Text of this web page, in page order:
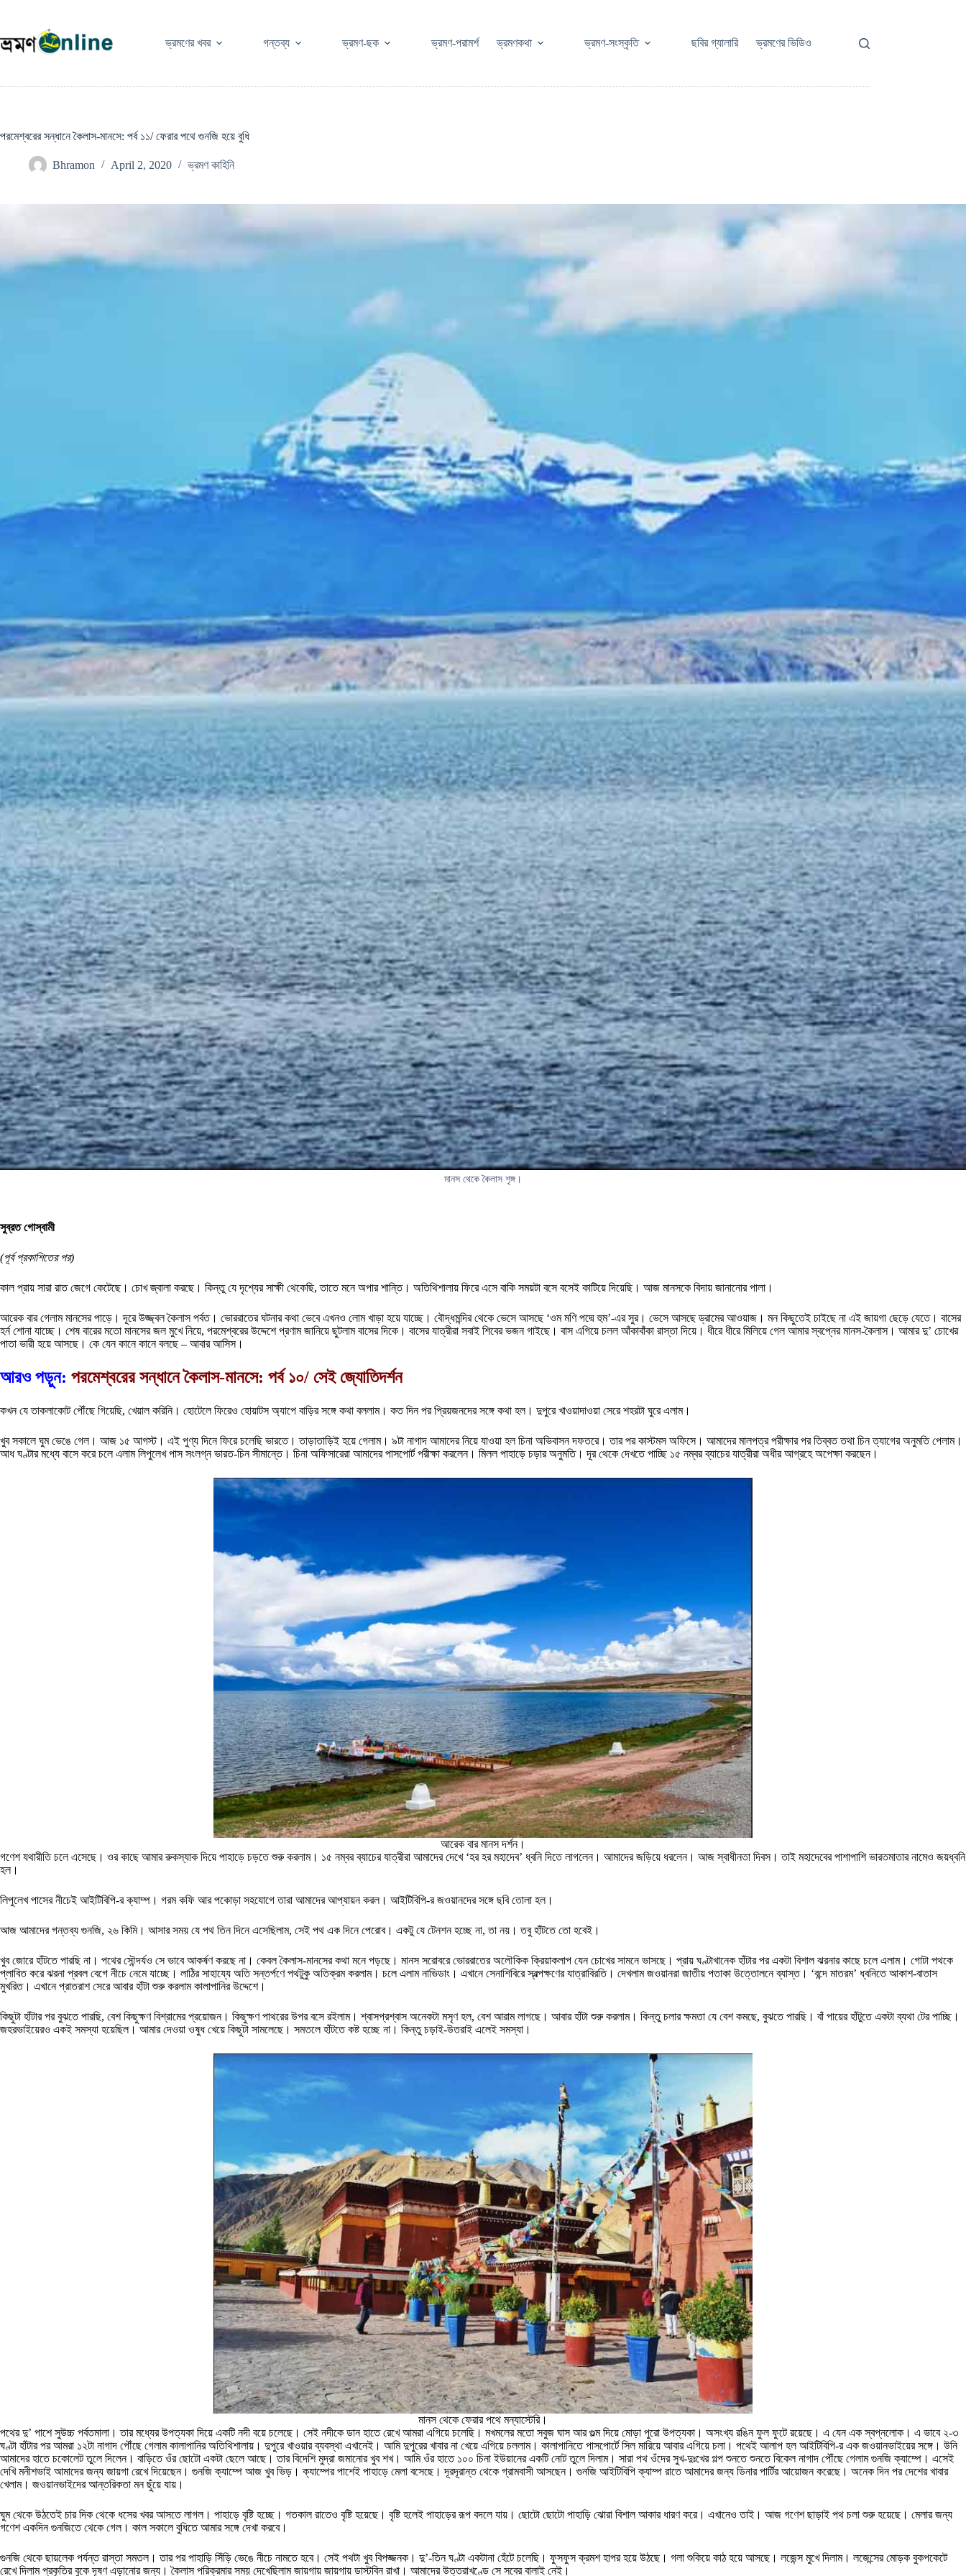
ভ্রমণের খবর
গন্তব্য ভ্রমণ-ছক ভ্রমণ-পরামর্শ ভ্রমণকথা ভ্রমণ-সংস্কৃতি ছবির গ্যালারি ভ্রমণের ভিডিও
পরমেশ্বরের সন্ধানে কৈলাস-মানসে: পর্ব ১১/ ফেরার পথে গুনজি হয়ে বুধি
Bhramon April 2, 2020 ভ্রমণ কাহিনি
মানস থেকে কৈলাস শৃঙ্গ।
সুব্রত গোস্বামী
(পূর্ব প্রকাশিতের পর)
কাল প্রায় সারা রাত জেগে কেটেছে। চোখ জ্বালা করছে। কিন্তু যে দৃশ্যের সাক্ষী থেকেছি, তাতে মনে অপার শান্তি। অতিথিশালায় ফিরে এসে বাকি সময়টা বসে বসেই কাটিয়ে দিয়েছি। আজ মানসকে বিদায় জানানোর পালা।
আরেক বার গেলাম মানসের পাড়ে। দূরে উজ্জ্বল কৈলাস পর্বত। ভোররাতের ঘটনার কথা ভেবে এখনও লোম খাড়া হয়ে যাচ্ছে। বৌদ্ধমন্দির থেকে ভেসে আসছে ‘ওম মণি পদ্মে হুম’-এর সুর। ভেসে আসছে ড্রামের আওয়াজ। মন কিছুতেই চাইছে না এই জায়গা ছেড়ে যেতে। বাসের
হর্ন শোনা যাচ্ছে। শেষ বারের মতো মানসের জল মুখে নিয়ে, পরমেশ্বরের উদ্দেশে প্রণাম জানিয়ে ছুটলাম বাসের দিকে। বাসের যাত্রীরা সবাই শিবের ভজন গাইছে। বাস এগিয়ে চলল আঁকাবাঁকা রাস্তা দিয়ে। ধীরে ধীরে মিলিয়ে গেল আমার স্বপ্নের মানস-কৈলাস। আমার দু’ চোখের
পাতা ভারী হয়ে আসছে। কে যেন কানে কানে বলছে – আবার আসিস।
আরও পড়ুন: পরমেশ্বরের সন্ধানে কৈলাস-মানসে: পর্ব ১০/ সেই জ্যোতিদর্শন
কখন যে তাকলাকোট পৌঁছে গিয়েছি, খেয়াল করিনি। হোটেলে ফিরেও হোয়াটস অ্যাপে বাড়ির সঙ্গে কথা বললাম। কত দিন পর প্রিয়জনদের সঙ্গে কথা হল। দুপুরে খাওয়াদাওয়া সেরে শহরটা ঘুরে এলাম।
খুব সকালে ঘুম ভেঙে গেল। আজ ১৫ আগস্ট। এই পুণ্য দিনে ফিরে চলেছি ভারতে। তাড়াতাড়িই হয়ে গেলাম। ৯টা নাগাদ আমাদের নিয়ে যাওয়া হল চিনা অভিবাসন দফতরে। তার পর কাস্টমস অফিসে। আমাদের মালপত্র পরীক্ষার পর তিব্বত তথা চিন ত্যাগের অনুমতি পেলাম।
আধ ঘণ্টার মধ্যে বাসে করে চলে এলাম লিপুলেখ পাস সংলগ্ন ভারত-চিন সীমান্তে। চিনা অফিসারেরা আমাদের পাসপোর্ট পরীক্ষা করলেন। মিলল পাহাড়ে চড়ার অনুমতি। দূর থেকে দেখতে পাচ্ছি ১৫ নম্বর ব্যাচের যাত্রীরা অধীর আগ্রহে অপেক্ষা করছেন।
আরেক বার মানস দর্শন।
গণেশ যথারীতি চলে এসেছে। ওর কাছে আমার রুকস্যাক দিয়ে পাহাড়ে চড়তে শুরু করলাম। ১৫ নম্বর ব্যাচের যাত্রীরা আমাদের দেখে ‘হর হর মহাদেব’ ধ্বনি দিতে লাগলেন। আমাদের জড়িয়ে ধরলেন। আজ স্বাধীনতা দিবস। তাই মহাদেবের পাশাপাশি ভারতমাতার নামেও জয়ধ্বনি
হল।
লিপুলেখ পাসের নীচেই আইটিবিপি-র ক্যাম্প। গরম কফি আর পকোড়া সহযোগে তারা আমাদের আপ্যায়ন করল। আইটিবিপি-র জওয়ানদের সঙ্গে ছবি তোলা হল।
আজ আমাদের গন্তব্য গুনজি, ২৬ কিমি। আসার সময় যে পথ তিন দিনে এসেছিলাম, সেই পথ এক দিনে পেরোব। একটু যে টেনশন হচ্ছে না, তা নয়। তবু হাঁটতে তো হবেই।
খুব জোরে হাঁটতে পারছি না। পথের সৌন্দর্যও সে ভাবে আকর্ষণ করছে না। কেবল কৈলাস-মানসের কথা মনে পড়ছে। মানস সরোবরে ভোররাতের অলৌকিক ক্রিয়াকলাপ যেন চোখের সামনে ভাসছে। প্রায় ঘণ্টাখানেক হাঁটার পর একটা বিশাল ঝরনার কাছে চলে এলাম। গোটা পথকে
প্লাবিত করে ঝরনা প্রবল বেগে নীচে নেমে যাচ্ছে। লাঠির সাহায্যে অতি সন্তর্পণে পথটুকু অতিক্রম করলাম। চলে এলাম নাভিডাং। এখানে সেনাশিবিরে স্বল্পক্ষণের যাত্রাবিরতি। দেখলাম জওয়ানরা জাতীয় পতাকা উত্তোলনে ব্যাস্ত। ‘বন্দে মাতরম’ ধ্বনিতে আকাশ-বাতাস
মুখরিত। এখানে প্রাতরাশ সেরে আবার হাঁটা শুরু করলাম কালাপানির উদ্দেশে।
কিছুটা হাঁটার পর বুঝতে পারছি, বেশ কিছুক্ষণ বিশ্রামের প্রয়োজন। কিছুক্ষণ পাথরের উপর বসে রইলাম। শ্বাসপ্রশ্বাস অনেকটা মসৃণ হল, বেশ আরাম লাগছে। আবার হাঁটা শুরু করলাম। কিন্তু চলার ক্ষমতা যে বেশ কমছে, বুঝতে পারছি। বাঁ পায়ের হাঁটুতে একটা ব্যথা টের পাচ্ছি।
জহরভাইয়েরও একই সমস্যা হয়েছিল। আমার দেওয়া ওষুধ খেয়ে কিছুটা সামলেছে। সমতলে হাঁটতে কষ্ট হচ্ছে না। কিন্তু চড়াই-উতরাই এলেই সমস্যা।
মানস থেকে ফেরার পথে মন্যাস্টেরি।
পথের দু’ পাশে সুউচ্চ পর্বতমালা। তার মধ্যের উপত্যকা দিয়ে একটি নদী বয়ে চলেছে। সেই নদীকে ডান হাতে রেখে আমরা এগিয়ে চলেছি। মখমলের মতো সবুজ ঘাস আর গুল্ম দিয়ে মোড়া পুরো উপত্যকা। অসংখ্য রঙিন ফুল ফুটে রয়েছে। এ যেন এক স্বপ্নলোক। এ ভাবে ২-৩
ঘণ্টা হাঁটার পর আমরা ১২টা নাগাদ পৌঁছে গেলাম কালাপানির অতিথিশালায়। দুপুরে খাওয়ার ব্যবস্থা এখানেই। আমি দুপুরের খাবার না খেয়ে এগিয়ে চললাম। কালাপানিতে পাসপোর্টে সিল মারিয়ে আবার এগিয়ে চলা। পথেই আলাপ হল আইটিবিপি-র এক জওয়ানভাইয়ের সঙ্গে। উনি
আমাদের হাতে চকোলেট তুলে দিলেন। বাড়িতে ওঁর ছোটো একটা ছেলে আছে। তার বিদেশি মুদ্রা জমানোর খুব শখ। আমি ওঁর হাতে ১০০ চিনা ইউয়ানের একটি নোট তুলে দিলাম। সারা পথ ওঁদের সুখ-দুঃখের গল্প শুনতে শুনতে বিকেল নাগাদ পৌঁছে গেলাম গুনজি ক্যাম্পে। এসেই
দেখি মনীশভাই আমাদের জন্য জায়গা রেখে দিয়েছেন। গুনজি ক্যাম্পে আজ খুব ভিড়। ক্যাম্পের পাশেই পাহাড়ে মেলা বসেছে। দূরদূরান্ত থেকে গ্রামবাসী আসছেন। গুনজি আইটিবিপি ক্যাম্প রাতে আমাদের জন্য ডিনার পার্টির আয়োজন করেছে। অনেক দিন পর দেশের খাবার
খেলাম। জওয়ানভাইদের আন্তরিকতা মন ছুঁয়ে যায়।
ঘুম থেকে উঠতেই চার দিক থেকে ধসের খবর আসতে লাগল। পাহাড়ে বৃষ্টি হচ্ছে। গতকাল রাতেও বৃষ্টি হয়েছে। বৃষ্টি হলেই পাহাড়ের রূপ বদলে যায়। ছোটো ছোটো পাহাড়ি ঝোরা বিশাল আকার ধারণ করে। এখানেও তাই। আজ গণেশ ছাড়াই পথ চলা শুরু হয়েছে। মেলার জন্য
গণেশ একদিন গুনজিতে থেকে গেল। কাল সকালে বুধিতে আমার সঙ্গে দেখা করবে।
গুনজি থেকে ছায়লেক পর্যন্ত রাস্তা সমতল। তার পর পাহাড়ি সিঁড়ি ভেঙে নীচে নামতে হবে। সেই পথটা খুব বিপজ্জনক। দু’-তিন ঘণ্টা একটানা হেঁটে চলেছি। ফুসফুস ক্রমশ হাপর হয়ে উঠছে। গলা শুকিয়ে কাঠ হয়ে আসছে। লজেন্স মুখে দিলাম। লজেন্সের মোড়ক বুকপকেটে
রেখে দিলাম প্রকৃতির বুকে দূষণ এড়ানোর জন্য। কৈলাস পরিক্রমার সময় দেখেছিলাম জায়গায় জায়গায় ডাস্টবিন রাখা। আমাদের উত্তরাখণ্ডে সে সবের বালাই নেই।